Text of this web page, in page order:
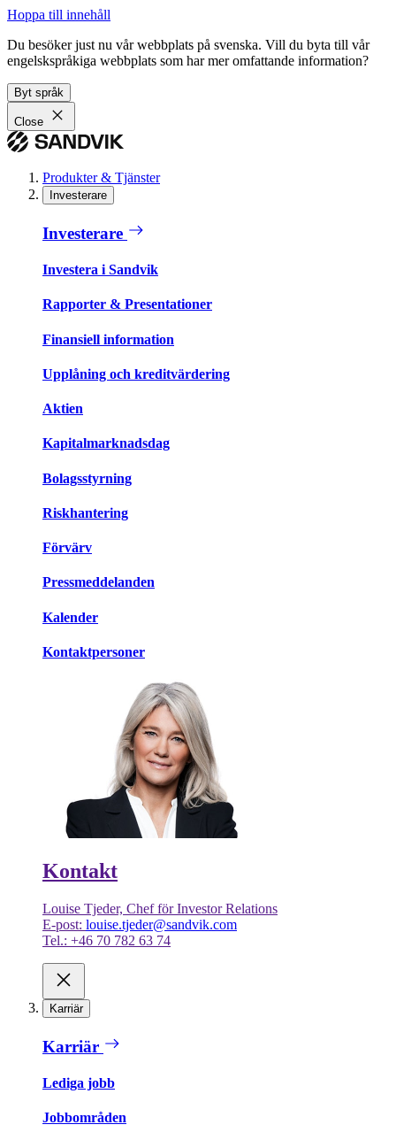
Hoppa till innehåll
Du besöker just nu vår webbplats på svenska. Vill du byta till vår
engelskspråkiga webbplats som har mer omfattande information?
Byt språk
Close
Produkter & Tjänster
Investerare
Investerare
Investera i Sandvik
Rapporter & Presentationer
Finansiell information
Upplåning och kreditvärdering
Aktien
Kapitalmarknadsdag
Bolagsstyrning
Riskhantering
Förvärv
Pressmeddelanden
Kalender
Kontaktpersoner
Kontakt
Louise Tjeder, Chef för Investor Relations
E-post: louise.tjeder@sandvik.com
Tel.: +46 70 782 63 74
Karriär
Karriär
Lediga jobb
Jobbområden